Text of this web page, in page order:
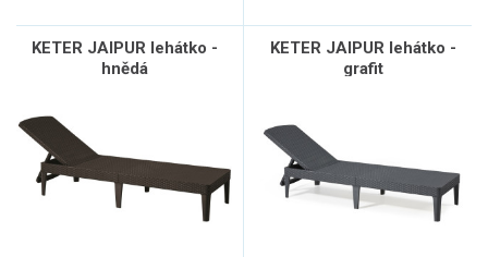
KETER JAIPUR lehátko -
hnědá
KETER JAIPUR lehátko -
grafit